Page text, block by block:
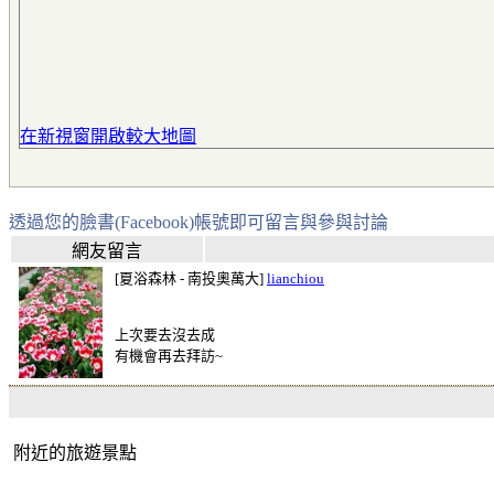
在新視窗開啟較大地圖
透過您的臉書(Facebook)帳號即可留言與參與討論
網友留言
[夏浴森林 - 南投奧萬大] lianchiou
上次要去沒去成
有機會再去拜訪~
附近的旅遊景點